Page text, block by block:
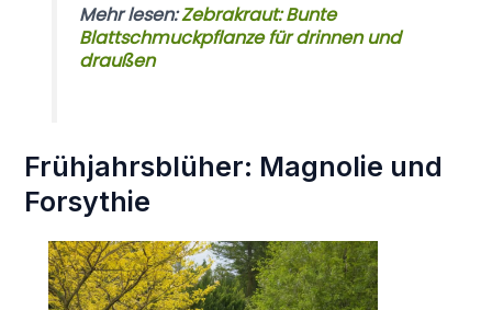
Mehr lesen:Zebrakraut: Bunte
Blattschmuckpflanze für drinnen und
draußen
Frühjahrsblüher: Magnolie und
Forsythie